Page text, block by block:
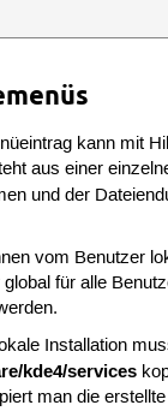
kann mit
aus einer
und der
vom Benutzer
global für alle
Installation
kde4/services
man die